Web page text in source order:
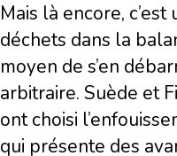
Mais là encore,
déchets dans la
moyen de s’en
arbitraire. Suède et
ont choisi
qui présente des